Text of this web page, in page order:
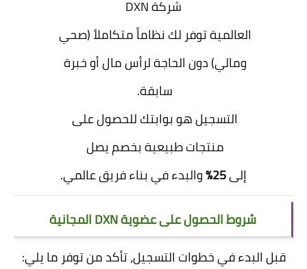
شركة DXN
العالمية توفر لك نظاماً متكاملاً (صحي
ومالي) دون الحاجة لرأس مال أو خبرة
سابقة.
التسجيل هو بوابتك للحصول على
منتجات طبيعية بخصم يصل
إلى25% والبدء في بناء فريق عالمي.
شروط الحصول على عضوية DXN المجانية
قبل البدء في خطوات التسجيل، تأكد من توفر ما يلي: